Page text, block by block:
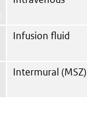
Infusion fluid
Intermural (MSZ)